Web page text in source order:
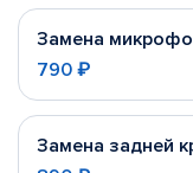
Замена
790 ₽
Замена задней